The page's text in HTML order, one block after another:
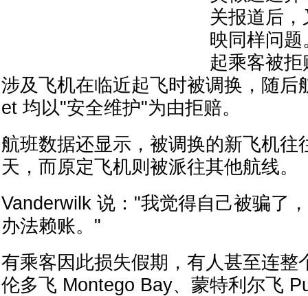
关报道后
映同样问
起乘客被
涉及飞机在临近起飞时被调换，随后
et 均以"安全维护"为由拒赔。
航班数据还显示，被调换的新飞机往
天，而原定飞机则被派往其他航线。
Vanderwilk 说："我觉得自己被骗了
办法赖账。"
有乘客因此损失假期，有人甚至连整
伦多飞 Montego Bay、蒙特利尔飞